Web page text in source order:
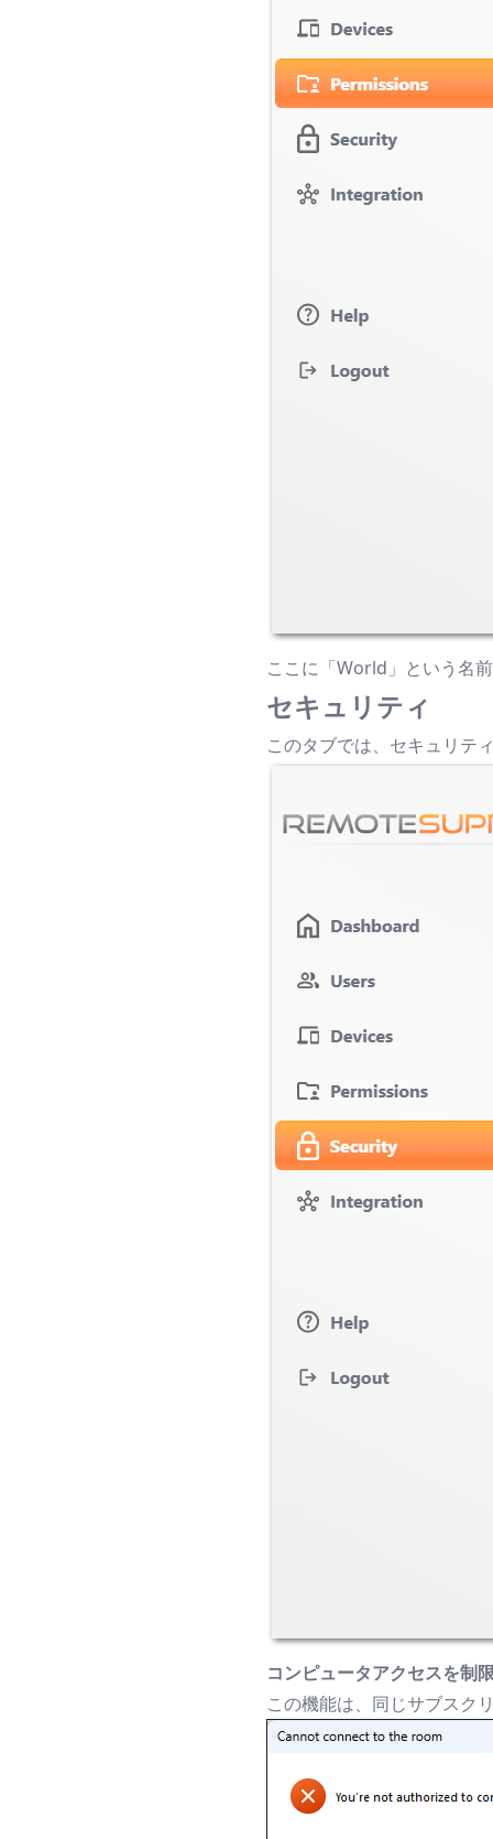
ここに「World」という名
セキュリティ
このタブでは、セキュリテ
コンピュータアクセスを制
この機能は、同じサブスク